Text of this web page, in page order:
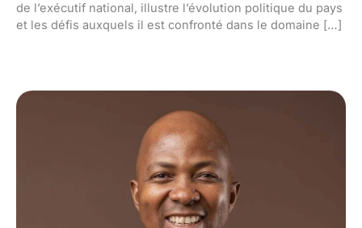
de l’exécutif national, illustre l’évolution politique du pays
et les défis auxquels il est confronté dans le domaine […]